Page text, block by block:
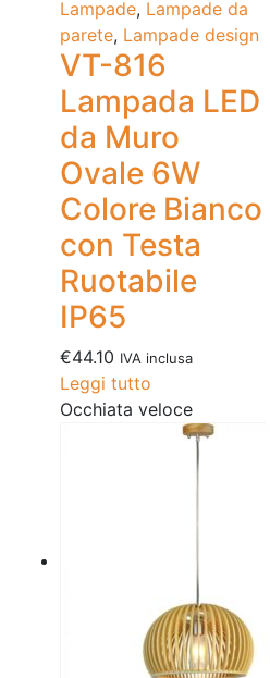
Lampade, Lampade da
parete, Lampade design
VT-816
Lampada LED
da Muro
Ovale 6W
Colore Bianco
con Testa
Ruotabile
IP65
€44.10 IVA inclusa
Leggi tutto
Occhiata veloce